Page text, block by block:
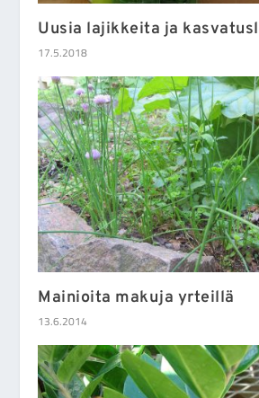
Uusia lajikkeita ja
17.5.2018
Mainioita makuja yrteillä
13.6.2014